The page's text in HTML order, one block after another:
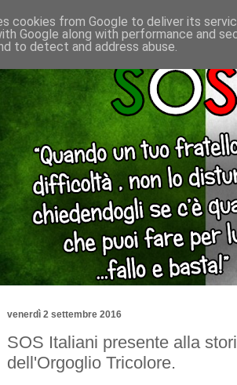
venerdì 2 settembre 2016
SOS Italiani presente alla
dell'Orgoglio Tricolore.
cookies from Google to deliver its
Google along with performance and
to detect and address abuse.